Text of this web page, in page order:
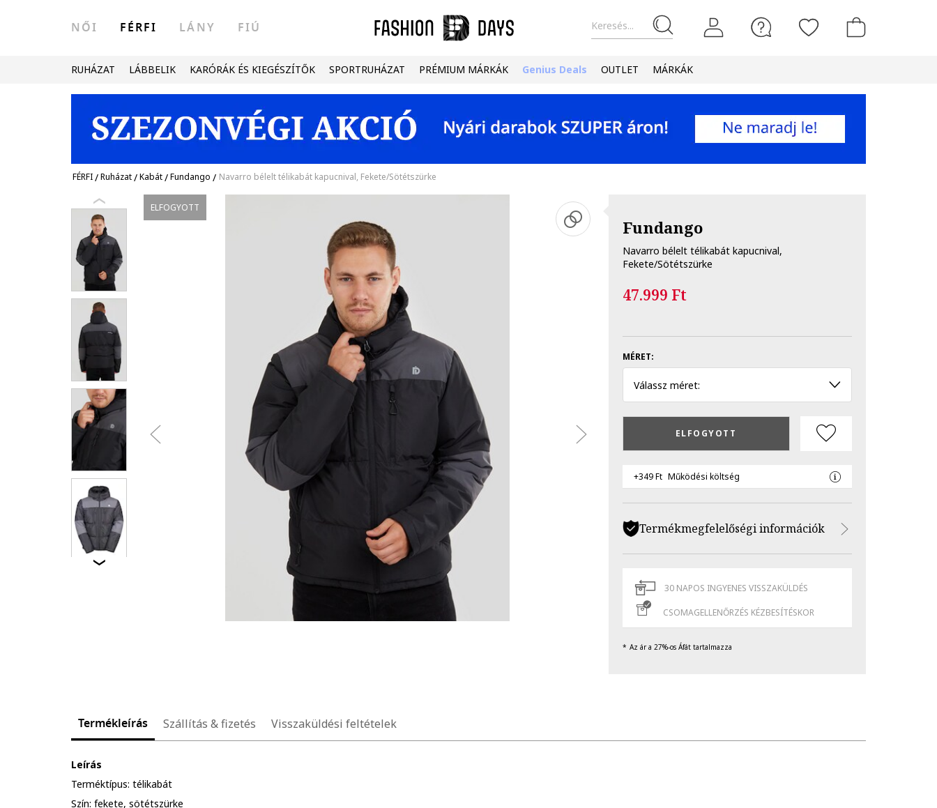
Keresés...
NŐI FÉRFI LÁNY FIÚ
RUHÁZAT LÁBBELIK KARÓRÁK ÉS KIEGÉSZÍTŐK SPORTRUHÁZAT PRÉMIUM MÁRKÁK Genius Deals OUTLET MÁRKÁK
FÉRFI/Ruházat/Kabát/Fundango / Navarro bélelt télikabát kapucnival, Fekete/Sötétszürke
ELFOGYOTT
Fundango
Navarro bélelt télikabát kapucnival,
Fekete/Sötétszürke
47.999 Ft
MÉRET:
Válassz méret:
ELFOGYOTT
+349 Ft Működési költség
Termékmegfelelőségi információk
30 NAPOS INGYENES VISSZAKÜLDÉS
CSOMAGELLENŐRZÉS KÉZBESÍTÉSKOR
Az ár a 27%-os Áfát tartalmazza
Termékleírás Szállítás & fizetés Visszaküldési feltételek
Leírás
Terméktípus: télikabát
Szín: fekete, sötétszürke